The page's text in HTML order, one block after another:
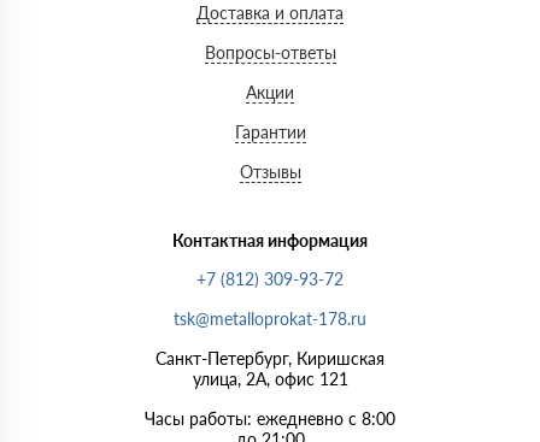
Доставка и оплата
Вопросы-ответы
Акции
Гарантии
Отзывы
Контактная информация
+7 (812) 309-93-72
tsk@metalloprokat-178.ru
Санкт-Петербург, Киришская
улица, 2А, офис 121
Часы работы: ежедневно с 8:00